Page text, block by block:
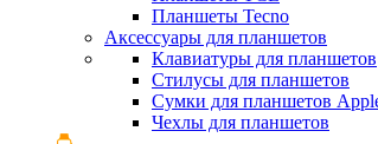
Планшеты Tecno
Аксессуары для планшетов
Клавиатуры для планшетов
Стилусы для планшетов
Сумки для планшетов
Чехлы для планшетов